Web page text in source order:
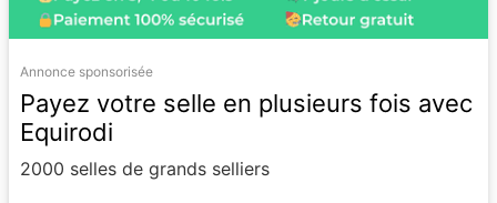
Annonce sponsorisée
Payez votre selle en plusieurs fois avec
Equirodi
2000 selles de grands selliers